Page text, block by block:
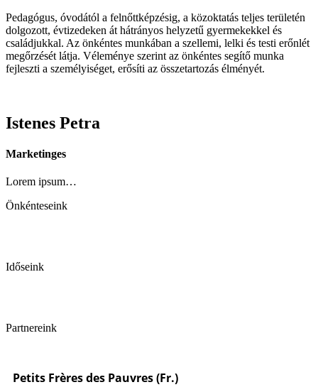
Pedagógus, óvodától a felnőttképzésig, a közoktatás teljes területén
dolgozott, évtizedeken át hátrányos helyzetű gyermekekkel és
családjukkal. Az önkéntes munkában a szellemi, lelki és testi erőnlét
megőrzését látja. Véleménye szerint az önkéntes segítő munka
fejleszti a személyiséget, erősíti az összetartozás élményét.
Istenes Petra
Marketinges
Lorem ipsum…
Önkénteseink
Időseink
Partnereink
Petits Frères des Pauvres (Fr.)